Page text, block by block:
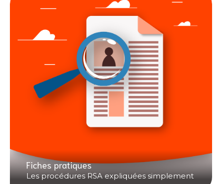
Fiches pratiques
Les procédures RSA expliquées simplement